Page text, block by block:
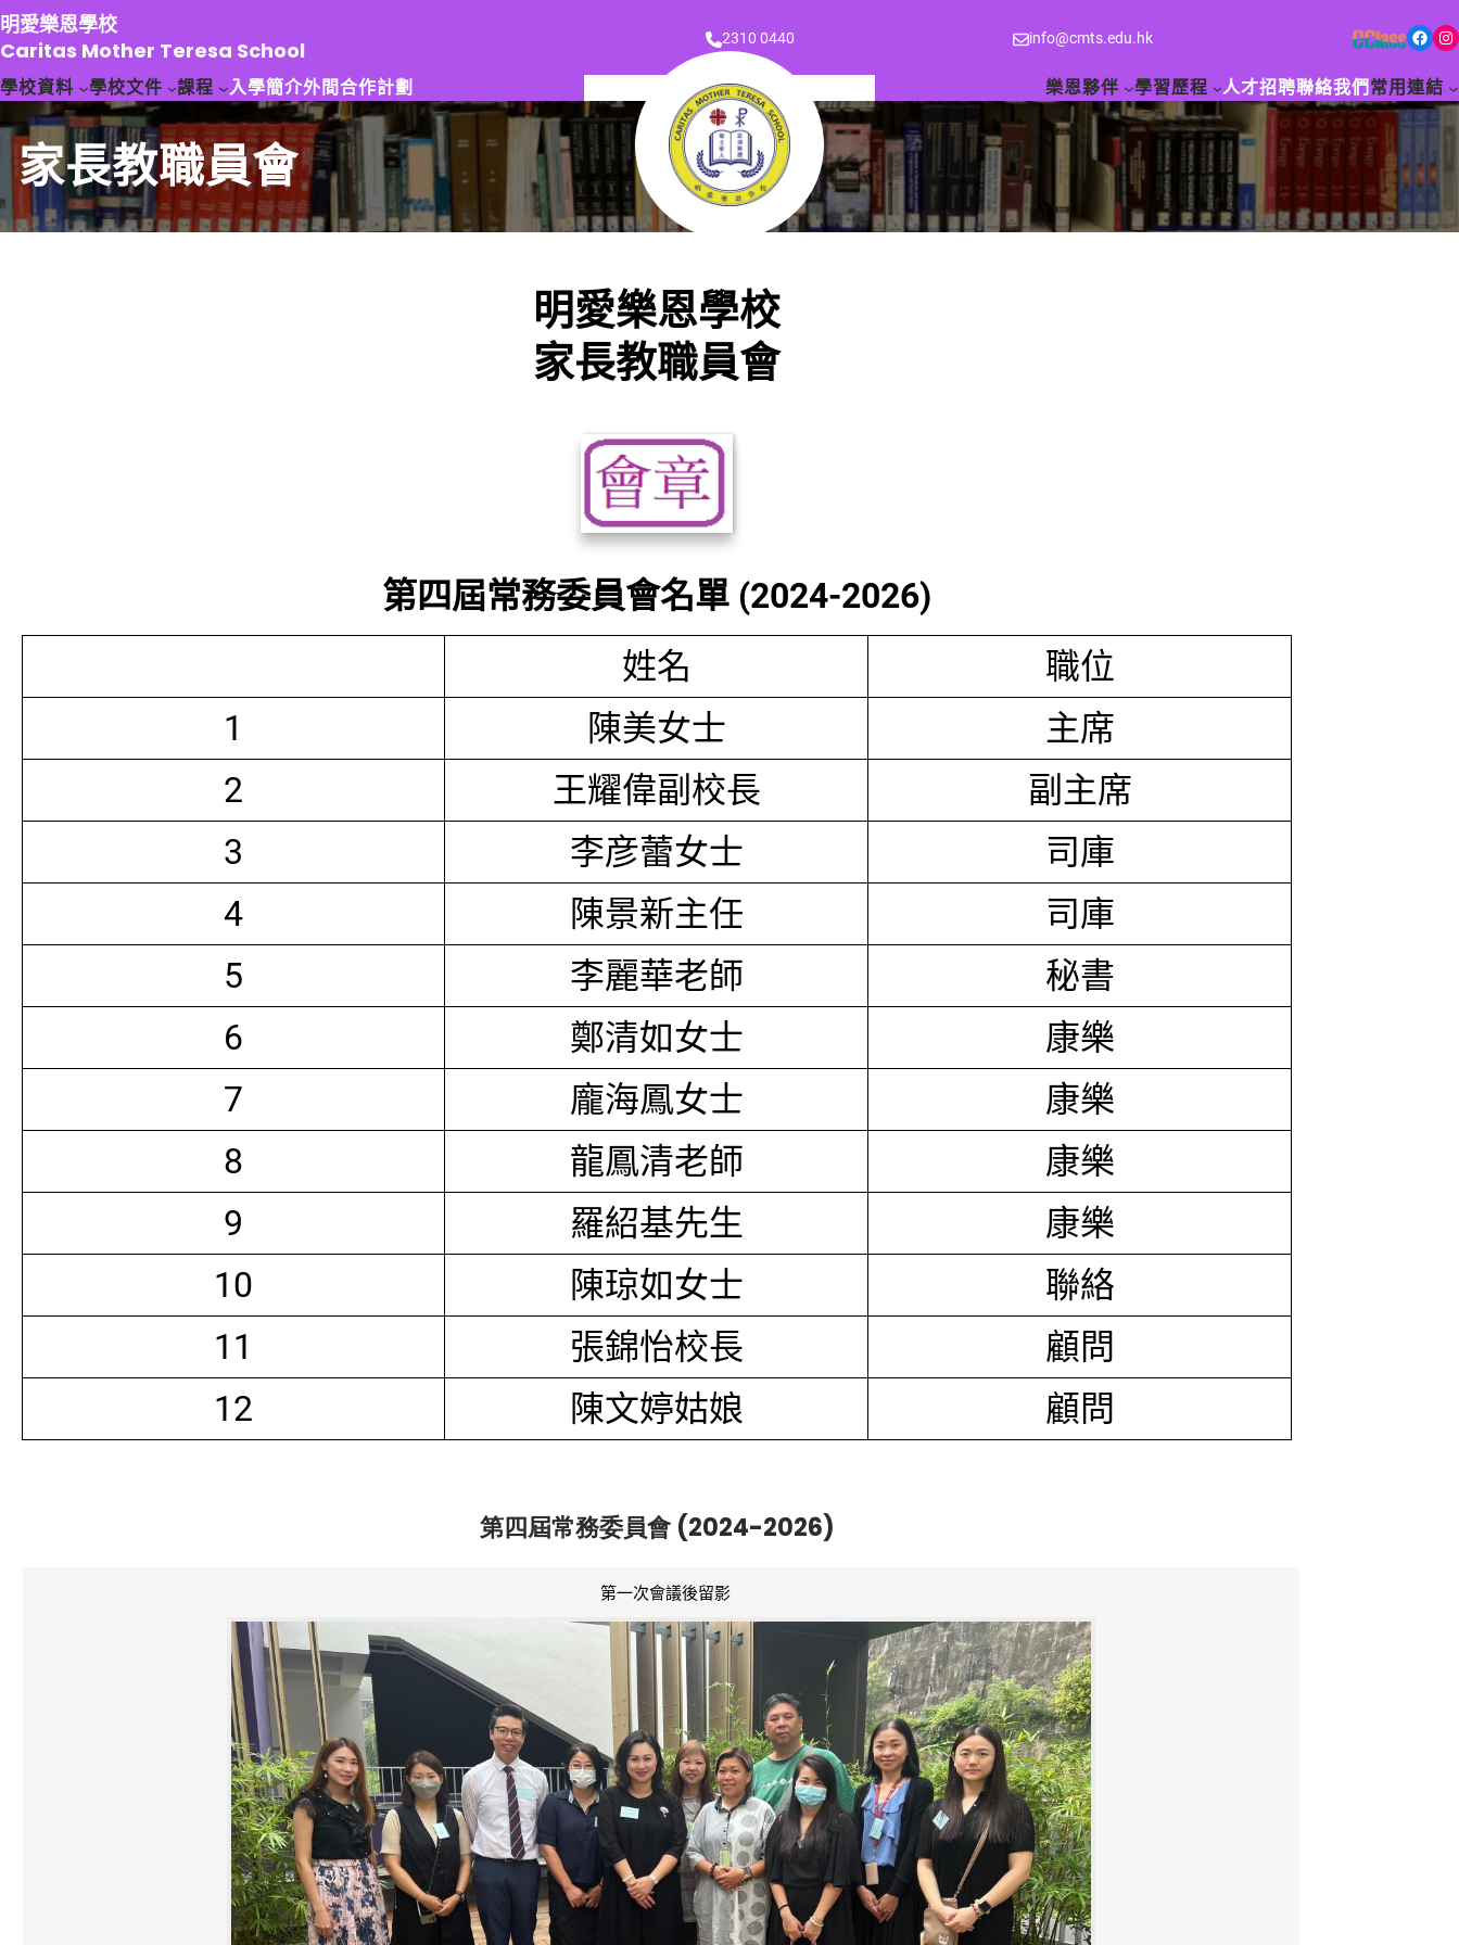
跳
至
主
要
容
明愛樂恩學校
Caritas Mother Teresa School
2310 0440 info@cmts.edu.hk Facebook Instagram
學校資料 學校文件 課程 入學簡介外間合作計劃 樂恩夥伴 學習歷程 人才招聘聯絡我們 常用連結
家長教職員會
明愛樂恩學校
家長教職員會
第四屆常務委員會名單 (2024-2026)
姓名
職位
1
陳美女士
主席
2
王耀偉副校長
副主席
3
李彦蕾女士
司庫
4
陳景新主任
司庫
5
李麗華老師
秘書
6
鄭清如女士
康樂
7
龐海鳳女士
康樂
8
龍鳳清老師
康樂
9
羅紹基先生
康樂
10
陳琼如女士
聯絡
11
張錦怡校長
顧問
12
陳文婷姑娘 顧問
第四屆常務委員會 (2024-2026)
第一次會議後留影